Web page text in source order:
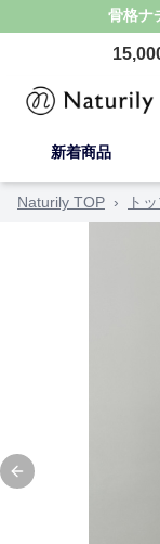
骨格ナ
新着商品
Naturily TOP › ト
Previous slide